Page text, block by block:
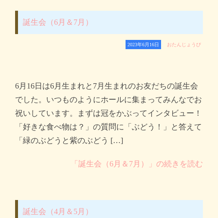
誕生会（6月＆7月）
2023年6月16日 おたんじょうび
6月16日は6月生まれと7月生まれのお友だちの誕生会
でした。いつものようにホールに集まってみんなでお
祝いしています。まずは冠をかぶってインタビュー！
「好きな食べ物は？」の質問に「ぶどう！」と答えて
「緑のぶどうと紫のぶどう […]
「誕生会（6月＆7月）」の続きを読む
誕生会（4月＆5月）